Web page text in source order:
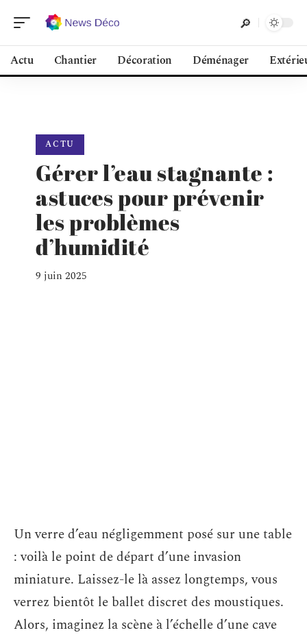
Actu Chantier Décoration Déménager
ACTU
Gérer l’eau stagnante :
astuces pour prévenir
les problèmes
d’humidité
9 juin 2025
Un verre d’eau négligemment posé sur une table
: voilà le point de départ d’une invasion
miniature. Laissez-le là assez longtemps, vous
verrez bientôt le ballet discret des moustiques.
Alors, imaginez la scène à l’échelle d’une cave